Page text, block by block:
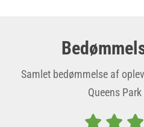
Samlet bedømmelse af
Queens